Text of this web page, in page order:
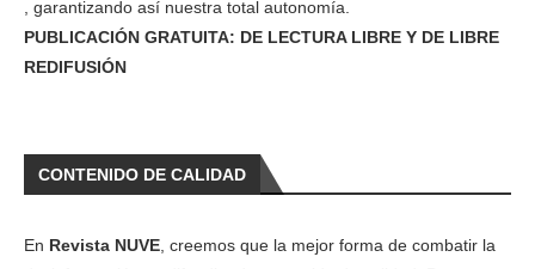
, garantizando así nuestra total autonomía.
PUBLICACIÓN GRATUITA: DE LECTURA LIBRE Y DE LIBRE
REDIFUSIÓN
CONTENIDO DE CALIDAD
En Revista NUVE , creemos que la mejor forma de combatir la